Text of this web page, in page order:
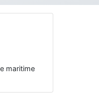
maritime